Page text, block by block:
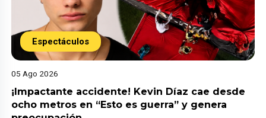
Espectáculos
05 Ago 2026
¡Impactante accidente! Kevin Díaz cae desde
ocho metros en “Esto es guerra” y genera